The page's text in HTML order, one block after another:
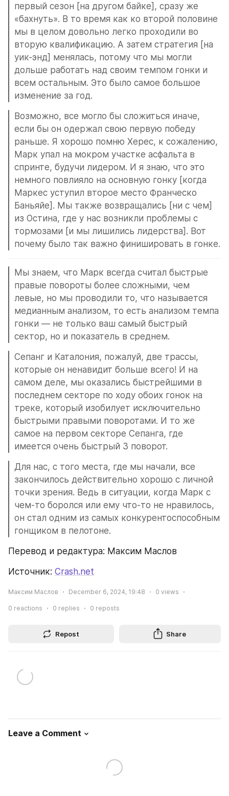
первый сезон [на другом байке], сразу же
«бахнуть». В то время как ко второй половине
мы в целом довольно легко проходили во
вторую квалификацию. А затем стратегия [на
уик-энд] менялась, потому что мы могли
дольше работать над своим темпом гонки и
всем остальным. Это было самое большое
изменение за год.
Возможно, все могло бы сложиться иначе,
если бы он одержал свою первую победу
раньше. Я хорошо помню Херес, к сожалению,
Марк упал на мокром участке асфальта в
спринте, будучи лидером. И я знаю, что это
немного повлияло на основную гонку [когда
Маркес уступил второе место Франческо
Баньяйе]. Мы также возвращались [ни с чем]
из Остина, где у нас возникли проблемы с
тормозами [и мы лишились лидерства]. Вот
почему было так важно финишировать в гонке.
Мы знаем, что Марк всегда считал быстрые
правые повороты более сложными, чем
левые, но мы проводили то, что называется
медианным анализом, то есть анализом темпа
гонки — не только ваш самый быстрый
сектор, но и показатель в среднем.
Сепанг и Каталония, пожалуй, две трассы,
которые он ненавидит больше всего! И на
самом деле, мы оказались быстрейшими в
последнем секторе по ходу обоих гонок на
треке, который изобилует исключительно
быстрыми правыми поворотами. И то же
самое на первом секторе Сепанга, где
имеется очень быстрый 3 поворот.
Для нас, с того места, где мы начали, все
закончилось действительно хорошо с личной
точки зрения. Ведь в ситуации, когда Марк с
чем-то боролся или ему что-то не нравилось,
он стал одним из самых конкурентоспособным
гонщиком в пелотоне.
Перевод и редактура: Максим Маслов
Источник: Crash.net
Максим Маслов December 6, 2024, 19:48 0 views
0 reactions 0 replies 0 reposts
Repost Share
Leave a Comment